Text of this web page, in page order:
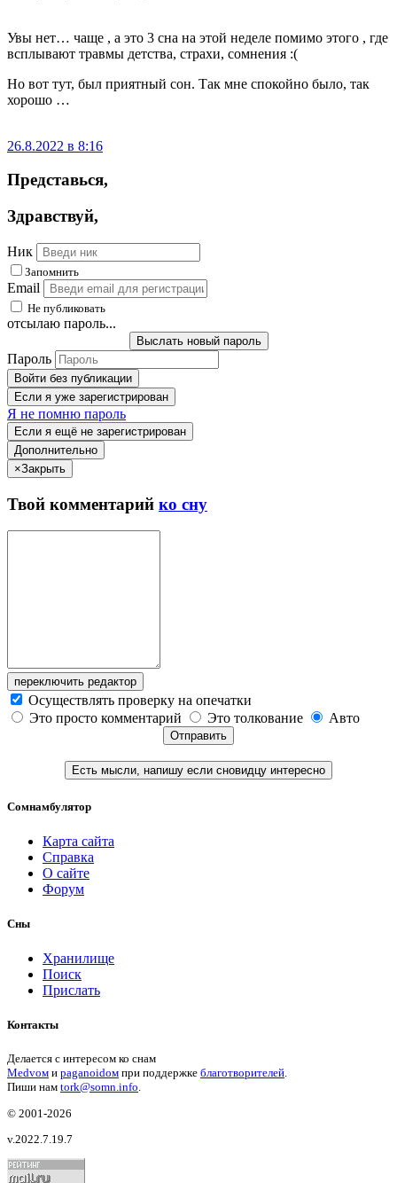
Увы нет… чаще , а это 3 сна на этой неделе помимо этого , где
всплывают травмы детства, страхи, сомнения :(
Но вот тут, был приятный сон. Так мне спокойно было, так
хорошо …
26.8.2022 в 8:16
Представься,
Здравствуй,
Ник
Запомнить
Email
Не публиковать
отсылаю пароль...
Выслать новый пароль
Пароль
Войти без публикации
Если я уже зарегистрирован
Я не помню пароль
Если я ещё не зарегистрирован
Дополнительно
×Закрыть
Твой комментарий ко сну
переключить редактор
Осуществлять проверку на опечатки
Это просто комментарий
Это толкование Авто
Отправить
Есть мысли, напишу если сновидцу интересно
Сомнамбулятор
Карта сайта
Справка
О сайте
Форум
Сны
Хранилище
Поиск
Прислать
Контакты
Делается с интересом ко снам
Medvом и paganoidом при поддержке благотворителей.
Пиши нам tork@somn.info.
© 2001 -2026
v.2022.7.19.7